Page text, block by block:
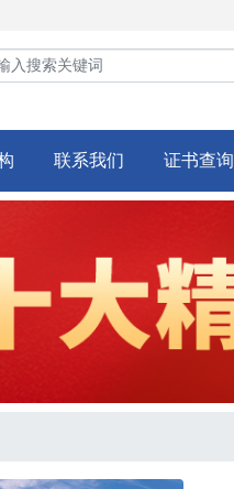
联系我们 证书查询